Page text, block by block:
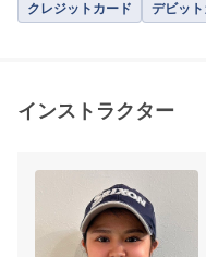
クレジットカード デビッ
インストラクター